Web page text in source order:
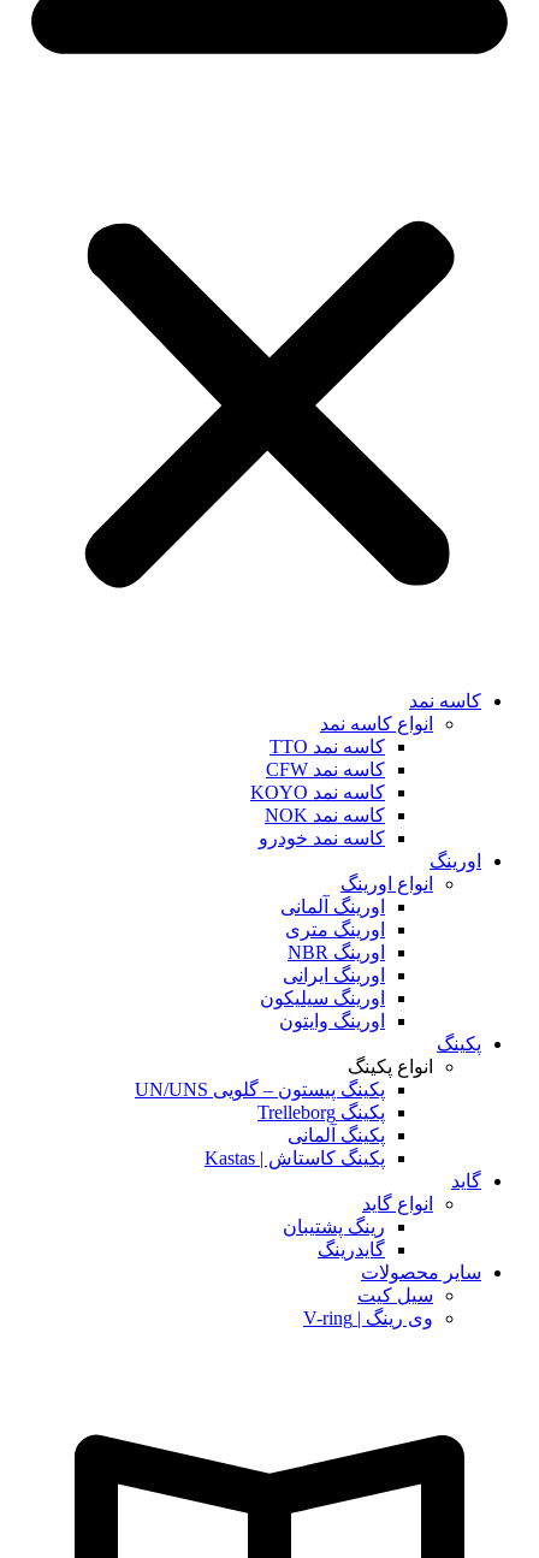
کاسه نمد
انواع کاسه نمد
کاسه نمد TTO
کاسه نمد CFW
کاسه نمد KOYO
کاسه نمد NOK
کاسه نمد خودرو
اورینگ
انواع اورینگ
اورینگ آلمانی
اورینگ متری
اورینگ NBR
اورینگ ایرانی
اورینگ سیلیکون
اورینگ وایتون
پکینگ
انواع پکینگ
پکینگ پیستون – گلویی UN/UNS
پکینگ Trelleborg
پکینگ آلمانی
پکینگ کاستاش | Kastas
گاید
انواع گاید
رینگ پشتیبان
گایدرینگ
سایر محصولات
سیل کیت
وی رینگ | V-ring